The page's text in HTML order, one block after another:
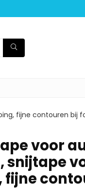
fijne contouren bij
voor
snijtape